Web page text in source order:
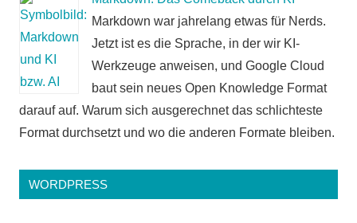
Markdown war jahrelang etwas für Nerds.
Jetzt ist es die Sprache, in der wir KI-
Werkzeuge anweisen, und Google Cloud
baut sein neues Open Knowledge Format
darauf auf. Warum sich ausgerechnet das schlichteste
Format durchsetzt und wo die anderen Formate bleiben.
WORDPRESS